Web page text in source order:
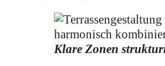
Klare Zonen